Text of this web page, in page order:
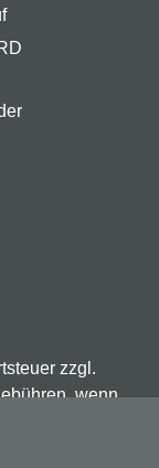
zzgl.
wenn